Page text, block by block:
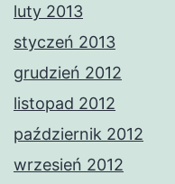
luty 2013
styczeń 2013
grudzień 2012
listopad 2012
październik 2012
wrzesień 2012